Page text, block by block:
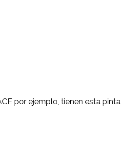
por ejemplo, tienen esta pinta